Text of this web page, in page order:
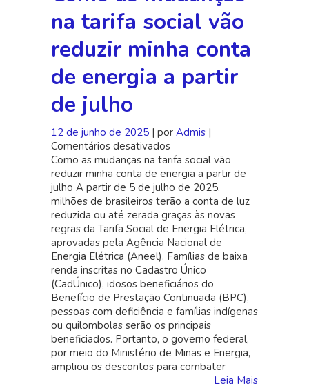
na tarifa social vão
reduzir minha conta
de energia a partir
de julho
12 de junho de 2025 | por Admis |
Comentários desativados
Como
as
mudanças
na
tarifa
social
vão
reduzir
minha
conta
de
energia
a
partir
de
julho
Como as mudanças na tarifa social vão
reduzir minha conta de energia a partir de
julho A partir de 5 de julho de 2025,
milhões de brasileiros terão a conta de luz
reduzida ou até zerada graças às novas
regras da Tarifa Social de Energia Elétrica,
aprovadas pela Agência Nacional de
Energia Elétrica (Aneel). Famílias de baixa
renda inscritas no Cadastro Único
(CadÚnico), idosos beneficiários do
Benefício de Prestação Continuada (BPC),
pessoas com deficiência e famílias indígenas
ou quilombolas serão os principais
beneficiados. Portanto, o governo federal,
por meio do Ministério de Minas e Energia,
ampliou os descontos para combater
Leia Mais